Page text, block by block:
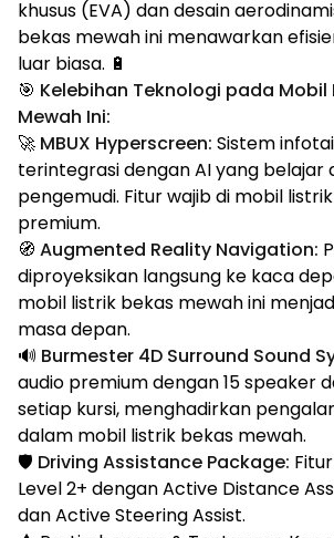
khusus (EVA) dan desain
bekas mewah ini menawarkan
luar biasa. 🔋
🎯 Kelebihan Teknologi pada Mobil
Mewah Ini:
🚀 MBUX Hyperscreen: Sistem
terintegrasi dengan AI yang belajar
pengemudi. Fitur wajib di mobil
premium.
🧭 Augmented Reality Navigation:
diproyeksikan langsung ke kaca
mobil listrik bekas mewah ini
masa depan.
🔊 Burmester 4D Surround Sound
audio premium dengan 15 speaker
setiap kursi, menghadirkan
dalam mobil listrik bekas mewah.
🛡️ Driving Assistance Package:
Level 2+ dengan Active Distance
dan Active Steering Assist.